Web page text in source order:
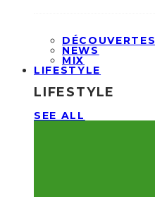
DÉCOUVERTES
NEWS
MIX
LIFESTYLE
LIFESTYLE
SEE ALL